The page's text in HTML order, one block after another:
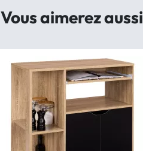
Vous aimerez aussi